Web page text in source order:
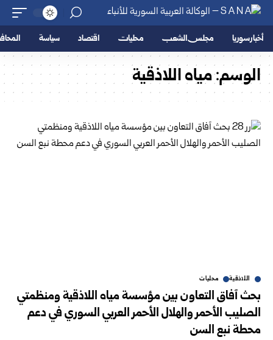
أخبار سوريا مجلس الشعب محليات اقتصاد سياسة
الوسم:مياه اللاذقية
اللاذقية محليات
بحث آفاق التعاون بين مؤسسة مياه اللاذقية ومنظمتي
الصليب الأحمر والهلال الأحمر العربي السوري في دعم
محطة نبع السن